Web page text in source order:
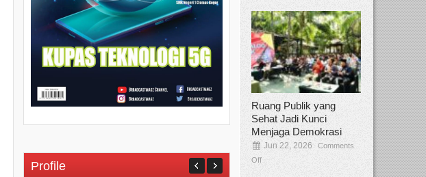
Profile
Ruang Publik yang
Sehat Jadi Kunci
Menjaga Demokrasi
Jun 22, 2026
Comments
Off